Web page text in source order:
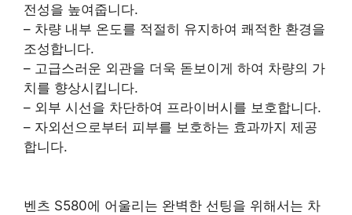
전성을 높여줍니다.
– 차량 내부 온도를 적절히 유지하여 쾌적한 환경을
조성합니다.
– 고급스러운 외관을 더욱 돋보이게 하여 차량의 가
치를 향상시킵니다.
– 외부 시선을 차단하여 프라이버시를 보호합니다.
– 자외선으로부터 피부를 보호하는 효과까지 제공
합니다.
벤츠 S580에 어울리는 완벽한 선팅을 위해서는 차